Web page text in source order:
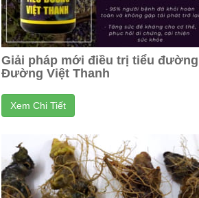
Giải pháp mới điều trị tiểu
Đường Việt Thanh
Xem Chi Tiết